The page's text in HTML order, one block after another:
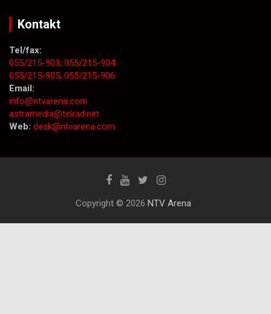
Kontakt
Tel/fax:
055/215-903; 055/215-904
055/215-905; 055/215-906
Email:
info@ntvarena.com
astramedia@telrad.net
Web: desk@ntvarena.com
Copyright © 2026 NTV Arena